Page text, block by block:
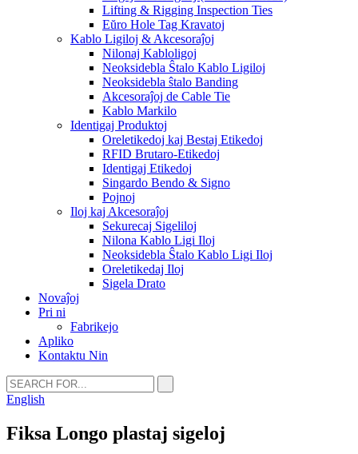
Lifting & Rigging Inspection Ties
Eŭro Hole Tag Kravatoj
Kablo Ligiloj & Akcesoraĵoj
Nilonaj Kabloligoj
Neoksidebla Ŝtalo Kablo Ligiloj
Neoksidebla ŝtalo Banding
Akcesoraĵoj de Cable Tie
Kablo Markilo
Identigaj Produktoj
Oreletikedoj kaj Bestaj Etikedoj
RFID Brutaro-Etikedoj
Identigaj Etikedoj
Singardo Bendo & Signo
Pojnoj
Iloj kaj Akcesoraĵoj
Sekurecaj Sigeliloj
Nilona Kablo Ligi Iloj
Neoksidebla Ŝtalo Kablo Ligi Iloj
Oreletikedaj Iloj
Sigela Drato
Novaĵoj
Pri ni
Fabrikejo
Apliko
Kontaktu Nin
English
Fiksa Longo plastaj sigeloj